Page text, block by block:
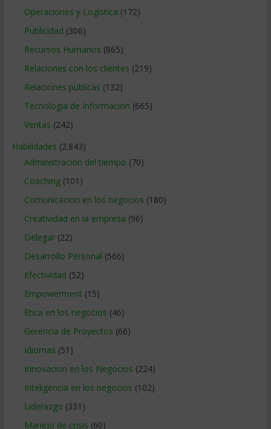
Operaciones y Logística (172)
Publicidad (306)
Recursos Humanos (865)
Relaciones con los clientes (219)
Relaciones publicas (132)
Tecnologia de Informacion (665)
Ventas (242)
Habilidades (2.843)
Administracion del tiempo (70)
Coaching(101)
Comunicacion en los negocios (180)
Creatividad en la empresa (96)
Delegar(22)
Desarrollo Personal (566)
Efectividad (52)
Empowerment (15)
Etica en los negocios (46)
Gerencia de Proyectos (66)
Idiomas (51)
Innovacion en los Negocios (224)
Inteligencia en los negocios (102)
Liderazgo (331)
Manejo de crisis (60)